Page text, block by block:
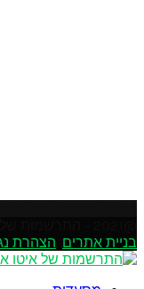
בניית אתרים הצהרת